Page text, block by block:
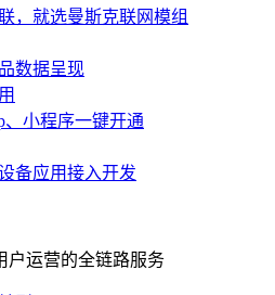
，就选曼斯克联网模组
数据呈现
、小程序一键开通
备应用接入开发
户运营的全链路服务